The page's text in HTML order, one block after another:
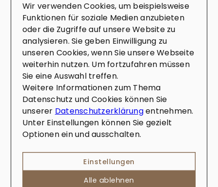
die Partner nach der
Scheidung nicht über die
Aufteilung der Immobilie
einigen können?
Wenn sich die Partner nach der
Scheidung nicht über die Aufteilung der
Immobilie einigen können, kann dies zu
rechtlichen Auseinandersetzungen
führen. In diesem Fall können
verschiedene Schritte unternommen
werden: Mediation: Die Partner können
Lösung ihrer Meinungsverschiedenheiten
zu helfen. Ein Mediator ist eine neutrale
Person, die dabei unterstützt, eine
Mehr erfahren
IMMOBILIEN IN DER REGION
Wir verwenden Cookies, um beispielsweise
Funktionen für soziale Medien anzubieten
oder die Zugriffe auf unsere Website zu
analysieren. Sie geben Einwilligung zu
unseren Cookies, wenn Sie unsere Webseite
weiterhin nutzen. Um fortzufahren müssen
Sie eine Auswahl treffen.
Weitere Informationen zum Thema
Datenschutz und Cookies können Sie
unserer Datenschutzerklärungentnehmen.
Unter Einstellungen können Sie gezielt
Optionen ein und ausschalten.
Einstellungen
Alle ablehnen